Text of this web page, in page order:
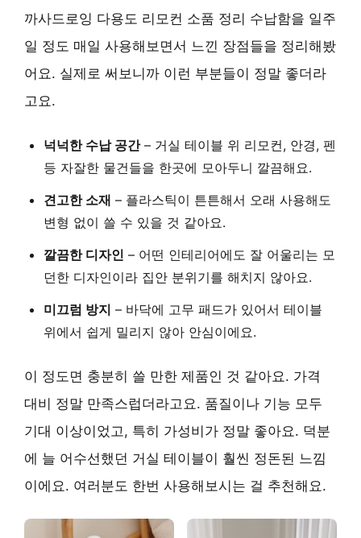
까사드로잉 다용도 리모컨 소품 정리 수납함을 일주
일 정도 매일 사용해보면서 느낀 장점들을 정리해봤
어요. 실제로 써보니까 이런 부분들이 정말 좋더라
고요.
넉넉한 수납 공간– 거실 테이블 위 리모컨, 안경, 펜
등 자잘한 물건들을 한곳에 모아두니 깔끔해요.
견고한 소재 – 플라스틱이 튼튼해서 오래 사용해도
변형 없이 쓸 수 있을 것 같아요.
깔끔한 디자인 – 어떤 인테리어에도 잘 어울리는 모
던한 디자인이라 집안 분위기를 해치지 않아요.
미끄럼 방지 – 바닥에 고무 패드가 있어서 테이블
위에서 쉽게 밀리지 않아 안심이에요.
이 정도면 충분히 쓸 만한 제품인 것 같아요. 가격
대비 정말 만족스럽더라고요. 품질이나 기능 모두
기대 이상이었고, 특히 가성비가 정말 좋아요. 덕분
에 늘 어수선했던 거실 테이블이 훨씬 정돈된 느낌
이에요. 여러분도 한번 사용해보시는 걸 추천해요.